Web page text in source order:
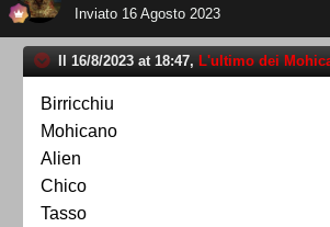
Inviato 16 Agosto 2023
Il 16/8/2023 at 18:47, L'ultimo dei
Birricchiu
Mohicano
Alien
Chico
Tasso